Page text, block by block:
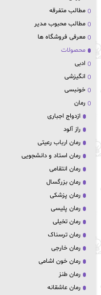
مطالب متفرقه
مطالب محبوب مدیر
معرفی فروشگاه ها
محصولات
ادبی
انگیزشی
خونبسی
رمان
ازدواج اجباری
راز آلود
رمان ارباب رعیتی
رمان استاد و دانشجویی
رمان انتقامی
رمان بزرگسال
رمان پزشکی
رمان پلیسی
رمان تخیلی
رمان ترسناک
رمان خارجی
رمان خون اشامی
رمان طنز
رمان عاشقانه